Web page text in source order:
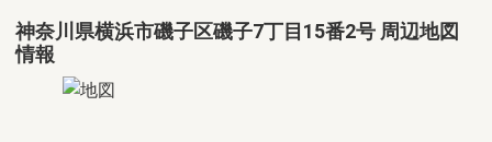
神奈川県横浜市磯子区磯子7丁目15番2号 周辺地図
情報